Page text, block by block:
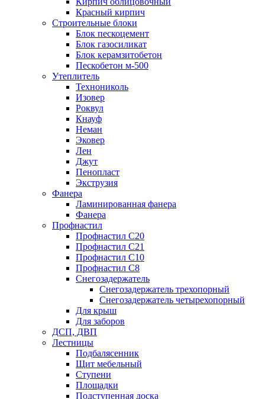
Красный кирпич
Строительные блоки
Блок пескоцемент
Блок газосиликат
Блок керамзитобетон
Пескобетон м-500
Утеплитель
Технониколь
Изовер
Роквул
Кнауф
Неман
Эковер
Лен
Джут
Пенопласт
Экструзия
Фанера
Ламинированная фанера
Фанера
Профнастил
Профнастил С20
Профнастил С21
Профнастил С10
Профнастил С8
Снегозадержатель
Снегозадержатель трехопорный
Снегозадержатель четырехопорный
Для крыш
Для заборов
ДСП, ДВП
Лестницы
Подбалясенник
Щит мебельный
Ступени
Площадки
Подступенная доска